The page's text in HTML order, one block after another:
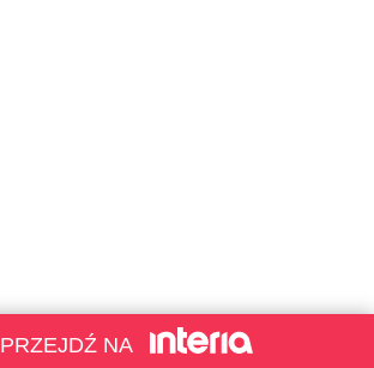
PRZEJDŹ NA